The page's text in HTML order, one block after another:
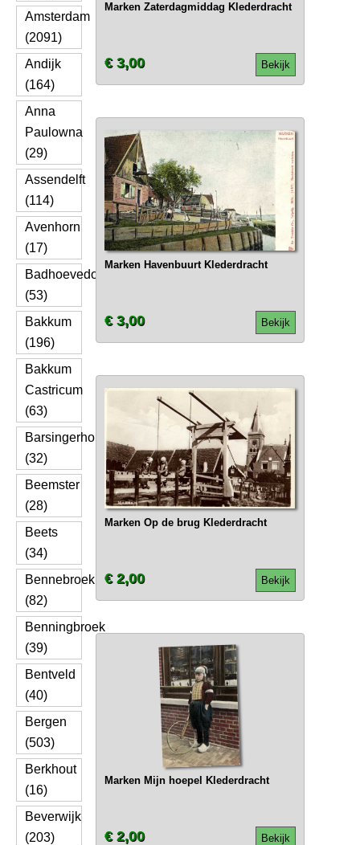
Amsterdam
(2091)
Andijk
(164)
Anna
Paulowna
(29)
Assendelft
(114)
Avenhorn
(17)
Badhoevedorp
(53)
Bakkum
(196)
Bakkum
Castricum
(63)
Barsingerhorn
(32)
Beemster
(28)
Beets
(34)
Bennebroek
(82)
Benningbroek
(39)
Bentveld
(40)
Bergen
(503)
Berkhout
(16)
Beverwijk
(203)
Marken Zaterdagmiddag Klederdracht
Bekijk
€ 3,00
Marken Havenbuurt Klederdracht
Bekijk
€ 3,00
Marken Op de brug Klederdracht
Bekijk
€ 2,00
Marken Mijn hoepel Klederdracht
Bekijk
€ 2,00